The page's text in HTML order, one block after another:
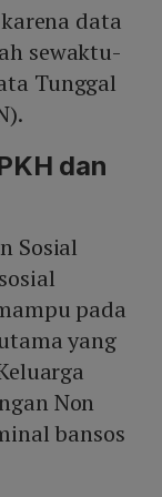
data
sewaktu-
Tunggal
dan
Sosial
pada
yang
Non
bansos